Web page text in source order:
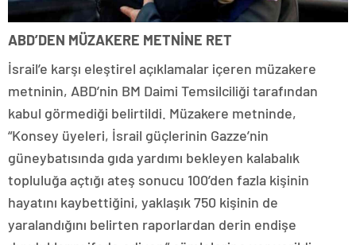
ABD’DEN MÜZAKERE METNİNE RET
İsrail’e karşı eleştirel açıklamalar içeren müzakere
metninin, ABD’nin BM Daimi Temsilciliği tarafından
kabul görmediği belirtildi. Müzakere metninde,
“Konsey üyeleri, İsrail güçlerinin Gazze’nin
güneybatısında gıda yardımı bekleyen kalabalık
topluluğa açtığı ateş sonucu 100’den fazla kişinin
hayatını kaybettiğini, yaklaşık 750 kişinin de
yaralandığını belirten raporlardan derin endişe